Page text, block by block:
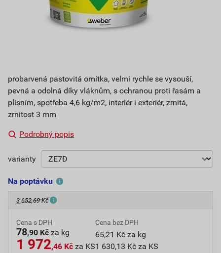
probarvená pastovitá omítka, velmi rychle se vysouší,
pevná a odolná díky vláknům, s ochranou proti řasám a
plísním, spotřeba 4,6 kg/m2, interiér i exteriér, zrnitá,
zrnitost 3 mm
Podrobný popis
varianty
Na poptávku
3 652,69 Kč
Cena s DPH
78,90 Kč za kg
1 972,46 Kč za KS
Cena bez DPH
65,21 Kč za kg
1 630,13 Kč za KS